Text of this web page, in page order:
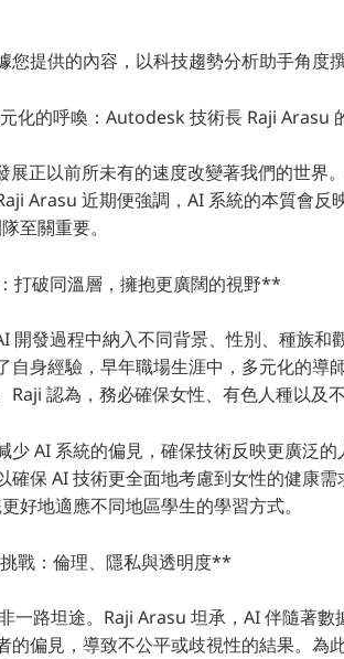
您提供的內容，以科技趨勢分析助手角度
化的呼喚：Autodesk 技術長 Raji Arasu
展正以前所未有的速度改變著我們的世界
Arasu 近期便強調，AI 系統的本質會反
至關重要。
打破同溫層，擁抱更廣闊的視野**
開發過程中納入不同背景、性別、種族和
自身經驗，早年職場生涯中，多元化的導
Raji 認為，務必確保女性、有色人種以及
少 AI 系統的偏見，確保技術反映更廣泛
確保 AI 技術更全面地考慮到女性的健康
好地適應不同地區學生的學習方式。
戰：倫理、隱私與透明度**
一路坦途。Raji Arasu 坦承，AI 伴隨著
的偏見，導致不公平或歧視性的結果。為